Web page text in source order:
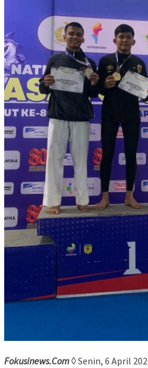
Fokusinews.Com◊ Senin, 6 April